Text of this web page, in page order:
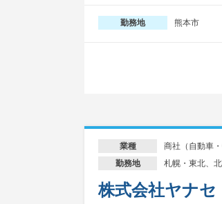
勤務地 熊本市
業種 商社（自動車・
勤務地 札幌・東北、
株式会社ヤナセ